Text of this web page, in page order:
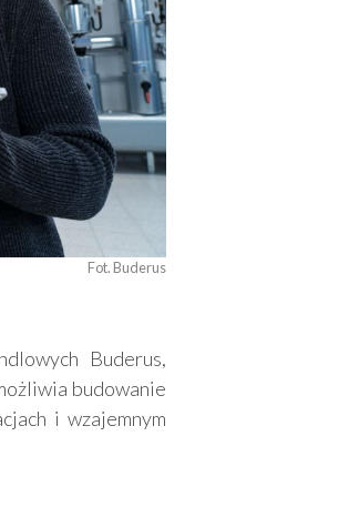
Fot. Buderus
Buderus,
budowanie
i wzajemnym